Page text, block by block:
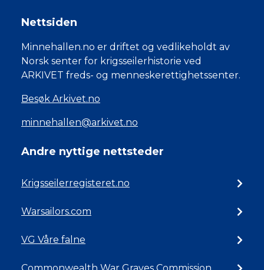
Nettsiden
Minnehallen.no er driftet og vedlikeholdt av
Norsk senter for krigsseilerhistorie ved
ARKIVET freds- og menneskerettighetssenter.
Besøk Arkivet.no
minnehallen@arkivet.no
Andre nyttige nettsteder
Krigsseilerregisteret.no
Warsailors.com
VG Våre falne
Commonwealth War Graves Commission